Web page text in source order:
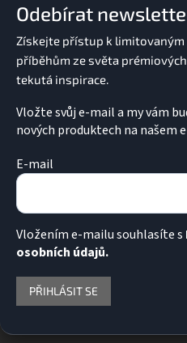
Odebírat
Vložte svůj e-mail a my vám
nových produktech na našem
E-mail
Vložením e-mailu souhlasíte s
osobních údajů.
PŘIHLÁSIT SE